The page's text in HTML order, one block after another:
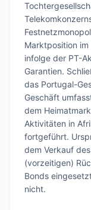
Marktposition im
infolge der PT-
Garantien.
das Portugal-
Geschäft
dem
Aktivitäten in
fortgeführt.
dem Verkauf
(vorzeitigen)
Bonds
nicht.